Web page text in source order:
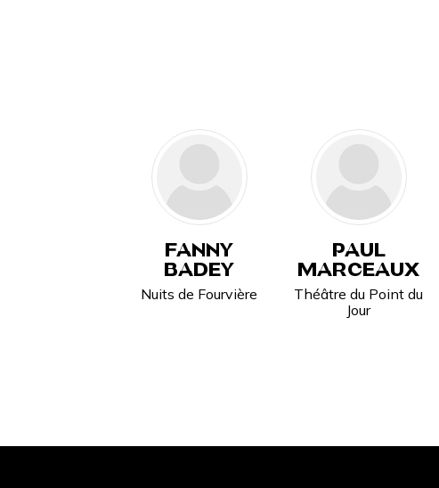
FANNY
BADEY
Nuits de Fourvière
PAUL
MARCEAUX
Théâtre du Point du
Jour